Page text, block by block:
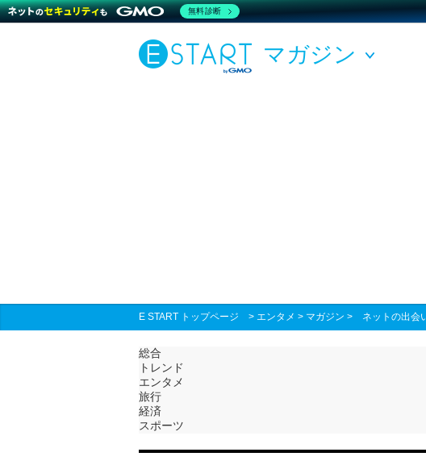
マガジン
E START トップページ > エンタメ > マガジン > ネットの出会
総合
トレンド
エンタメ
旅行
経済
スポーツ
無料診断